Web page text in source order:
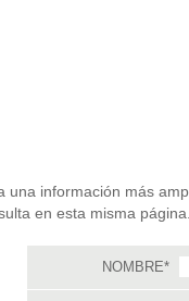
una información más
en esta misma página.
NOMBRE*